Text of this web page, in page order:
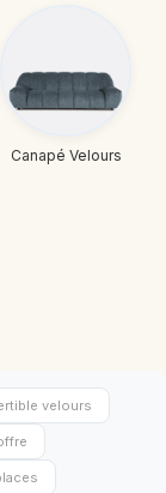
Canapé Velours
velours